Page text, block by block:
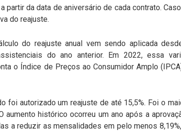
da data de aniversário de cada contrato.
do reajuste.
do reajuste anual vem sendo aplicada
do ano anterior. Em 2022, essa
o Índice de Preços ao Consumidor Amplo
foi autorizado um reajuste de até 15,5%. Foi o
aumento histórico ocorreu um ano após a
a reduzir as mensalidades em pelo menos